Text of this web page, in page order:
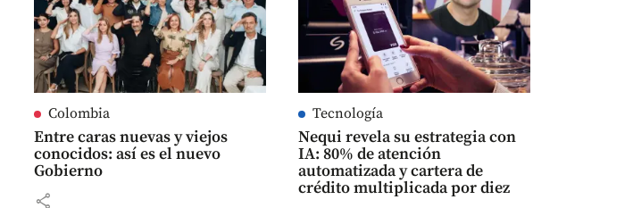
Colombia
Entre caras nuevas y viejos
conocidos: así es el nuevo
Gobierno
share
Tecnología
Nequi revela su estrategia con
IA: 80% de atención
automatizada y cartera de
crédito multiplicada por diez